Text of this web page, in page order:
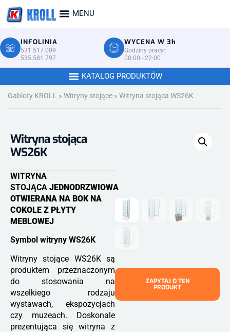
INFOLINIA
531 517 009
535 581 797
WYCENA W 3h
Godziny pracy:
08:00 - 22:00
Gabloty KROLL » Witryny stojące » Witryna stojąca WS26K
ZAPYTAJ O TEN
PRODUKT
Witryna stojąca
WS26K
WITRYNA
STOJĄCA JEDNODRZWIOWA
OTWIERANA NA BOK NA
COKOLE Z PŁYTY
MEBLOWEJ
Symbol witryny WS26K
Witryny stojące WS26K są
produktem przeznaczonym
do stosowania na
wszelkiego rodzaju
wystawach, ekspozycjach
czy muzeach. Doskonale
prezentująca się witryna z